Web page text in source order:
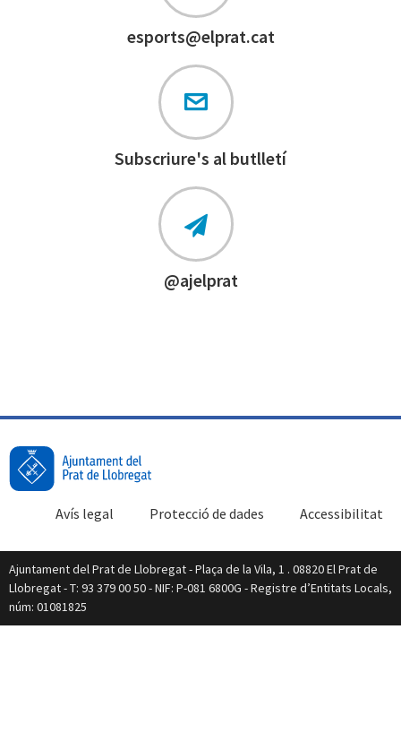
esports@elprat.cat
Subscriure's al butlletí
@ajelprat
Accessibilitat
Protecció de dades
Avís legal
Ajuntament del Prat de Llobregat - Plaça de la Vila, 1 . 08820 El Prat de
Llobregat - T: 93 379 00 50 - NIF: P-081 6800G - Registre d’Entitats Locals,
núm: 01081825